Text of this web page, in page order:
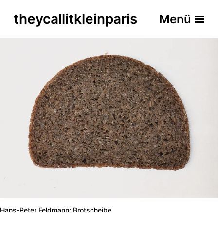
theycallitkleinparis Menü
Hans-Peter Feldmann: Brotscheibe